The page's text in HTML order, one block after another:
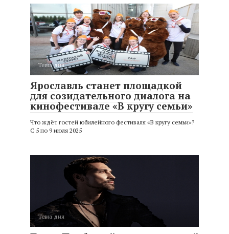
Тема дня
Ярославль станет площадкой
для созидательного диалога на
кинофестивале «В кругу семьи»
Что ждёт гостей юбилейного фестиваля «В кругу семьи»?
С 5 по 9 июля 2025
Тема дня